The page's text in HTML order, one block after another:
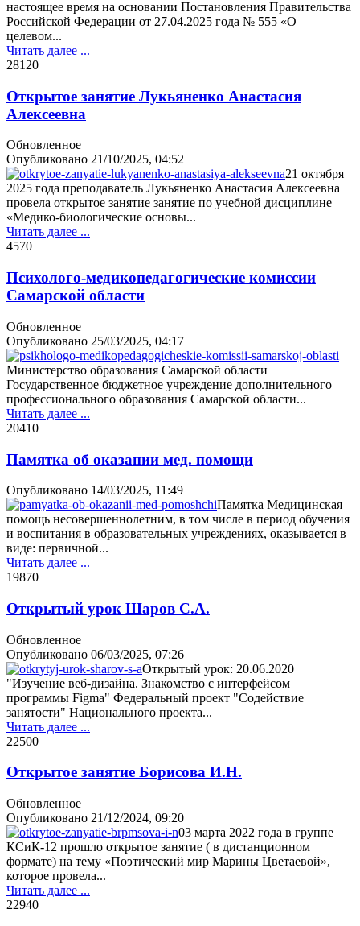
настоящее время на основании Постановления Правительства
Российской Федерации от 27.04.2025 года № 555 «О
целевом...
Читать далее ...
28120
Открытое занятие Лукьяненко Анастасия
Алексеевна
Обновленное
Опубликовано 21/10/2025, 04:52
21 октября
2025 года преподаватель Лукьяненко Анастасия Алексеевна
провела открытое занятие занятие по учебной дисциплине
«Медико-биологические основы...
Читать далее ...
4570
Психолого-медикопедагогические комиссии
Самарской области
Обновленное
Опубликовано 25/03/2025, 04:17
Министерство образования Самарской области
Государственное бюджетное учреждение дополнительного
профессионального образования Самарской области...
Читать далее ...
20410
Памятка об оказании мед. помощи
Опубликовано 14/03/2025, 11:49
Памятка Медицинская
помощь несовершеннолетним, в том числе в период обучения
и воспитания в образовательных учреждениях, оказывается в
виде: первичной...
Читать далее ...
19870
Открытый урок Шаров С.А.
Обновленное
Опубликовано 06/03/2025, 07:26
Открытый урок: 20.06.2020
"Изучение веб-дизайна. Знакомство с интерфейсом
программы Figma" Федеральный проект "Содействие
занятости" Национального проекта...
Читать далее ...
22500
Открытое занятие Борисова И.Н.
Обновленное
Опубликовано 21/12/2024, 09:20
03 марта 2022 года в группе
КСиК-12 прошло открытое занятие ( в дистанционном
формате) на тему «Поэтический мир Марины Цветаевой»,
которое провела...
Читать далее ...
22940